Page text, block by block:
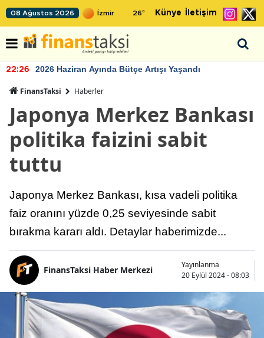
08 Ağustos 2026 26° Künye İletişim
22:26 2026 Haziran Ayında Bütçe Artışı Yaşandı
FinansTaksi Haberler
Japonya Merkez Bankası
politika faizini sabit
tuttu
Japonya Merkez Bankası, kısa vadeli politika
faiz oranını yüzde 0,25 seviyesinde sabit
bırakma kararı aldı. Detaylar haberimizde...
FinansTaksi Haber Merkezi
Yayınlanma
20 Eylül 2024 - 08:03